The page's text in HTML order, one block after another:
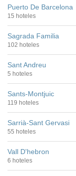
Puerto De Barcelona
15 hoteles
Sagrada Familia
102 hoteles
Sant Andreu
5 hoteles
Sants-Montjuic
119 hoteles
Sarrià-Sant Gervasi
55 hoteles
Vall D'hebron
6 hoteles